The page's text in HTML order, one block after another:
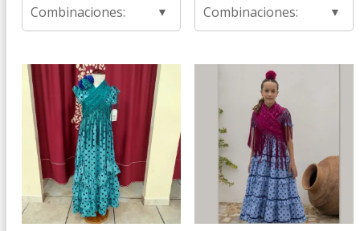
Combinaciones: Combinaciones: